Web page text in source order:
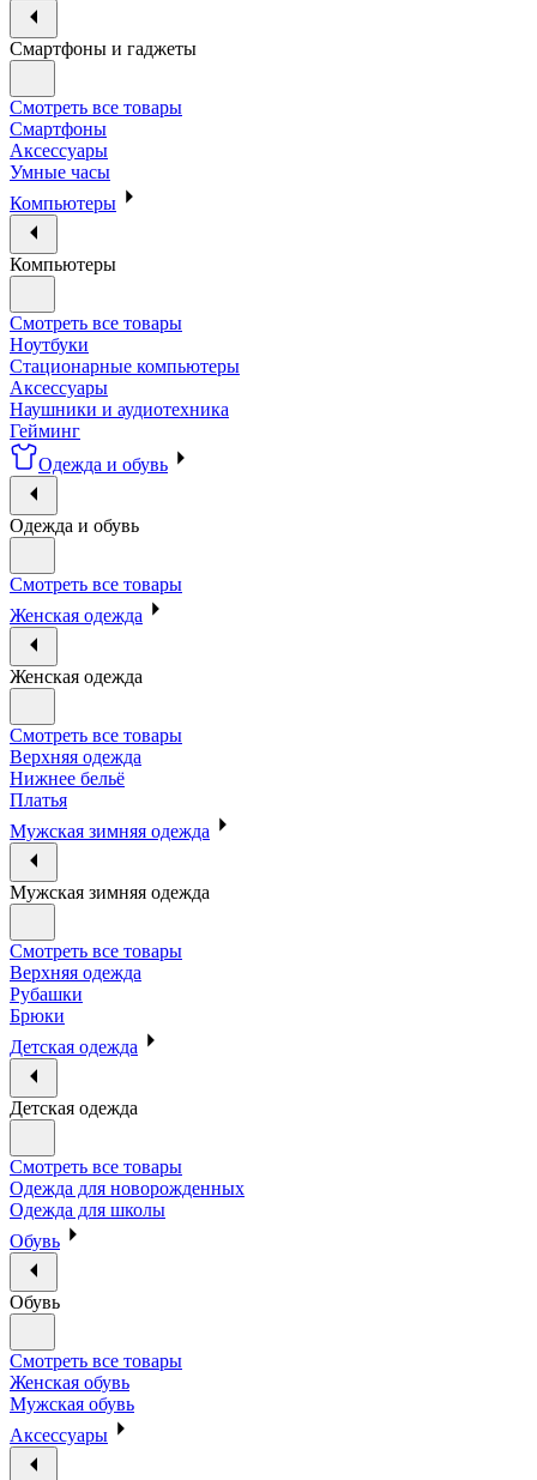
Смартфоны и гаджеты
Смотреть все товары
Смартфоны
Аксессуары
Умные часы
Компьютеры
Компьютеры
Смотреть все товары
Ноутбуки
Стационарные компьютеры
Аксессуары
Наушники и аудиотехника
Гейминг
Одежда и обувь
Одежда и обувь
Смотреть все товары
Женская одежда
Женская одежда
Смотреть все товары
Верхняя одежда
Нижнее бельё
Платья
Мужская зимняя одежда
Мужская зимняя одежда
Смотреть все товары
Верхняя одежда
Рубашки
Брюки
Детская одежда
Детская одежда
Смотреть все товары
Одежда для новорожденных
Одежда для школы
Обувь
Обувь
Смотреть все товары
Женская обувь
Мужская обувь
Аксессуары